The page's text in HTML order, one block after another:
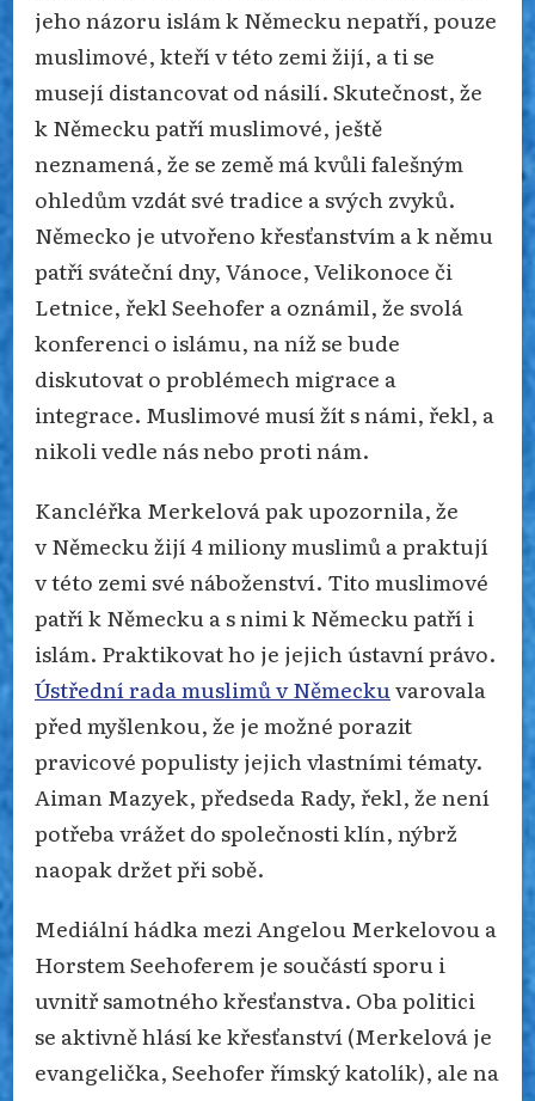
jeho názoru islám k Německu nepatří, pouze
muslimové, kteří v této zemi žijí, a ti se
musejí distancovat od násilí. Skutečnost, že
k Německu patří muslimové, ještě
neznamená, že se země má kvůli falešným
ohledům vzdát své tradice a svých zvyků.
Německo je utvořeno křesťanstvím a k němu
patří sváteční dny, Vánoce, Velikonoce či
Letnice, řekl Seehofer a oznámil, že svolá
konferenci o islámu, na níž se bude
diskutovat o problémech migrace a
integrace. Muslimové musí žít s námi, řekl, a
nikoli vedle nás nebo proti nám.
Kancléřka Merkelová pak upozornila, že
v Německu žijí 4 miliony muslimů a praktují
v této zemi své náboženství. Tito muslimové
patří k Německu a s nimi k Německu patří i
islám. Praktikovat ho je jejich ústavní právo.
Ústřední rada muslimů v Německu varovala
před myšlenkou, že je možné porazit
pravicové populisty jejich vlastními tématy.
Aiman Mazyek, předseda Rady, řekl, že není
potřeba vrážet do společnosti klín, nýbrž
naopak držet při sobě.
Mediální hádka mezi Angelou Merkelovou a
Horstem Seehoferem je součástí sporu i
uvnitř samotného křesťanstva. Oba politici
se aktivně hlásí ke křesťanství (Merkelová je
evangelička, Seehofer římský katolík), ale na